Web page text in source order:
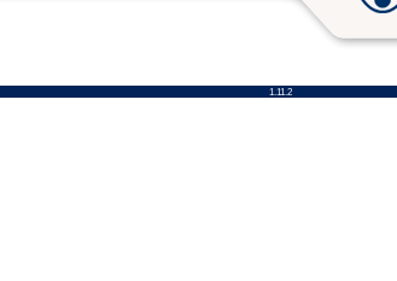
1.11.2